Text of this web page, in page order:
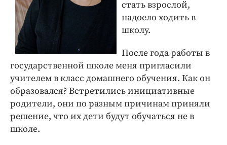
стать взрослой,
надоело ходить в
школу.
После года работы в
государственной школе меня пригласили
учителем в класс домашнего обучения. Как он
образовался? Встретились инициативные
родители, они по разным причинам приняли
решение, что их дети будут обучаться не в
школе.